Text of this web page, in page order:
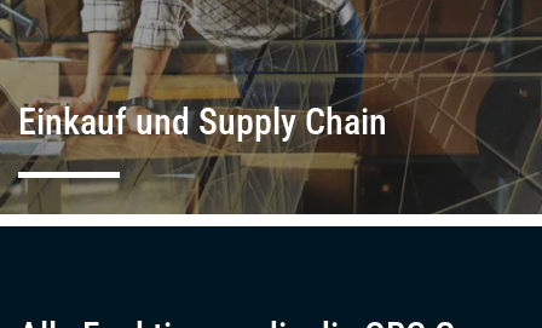
Einkauf und Supply Chain